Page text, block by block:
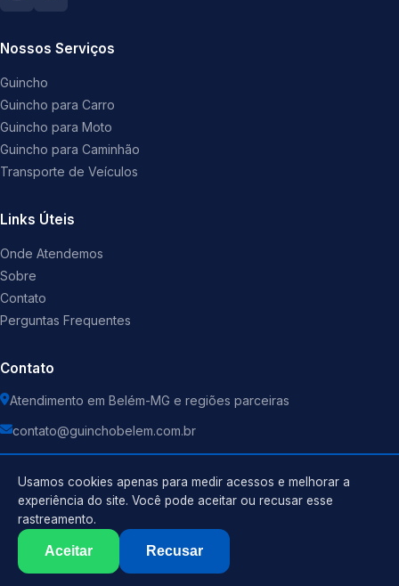
Nossos Serviços
Guincho
Guincho para Carro
Guincho para Moto
Guincho para Caminhão
Transporte de Veículos
Links Úteis
Onde Atendemos
Sobre
Contato
Perguntas Frequentes
Contato
Atendimento em Belém-MG e regiões parceiras
contato@guinchobelem.com.br
Guincho . Todos os direitos reservados.
Usamos cookies apenas para medir acessos e melhorar a
experiência do site. Você pode aceitar ou recusar esse
rastreamento.
Aceitar Recusar